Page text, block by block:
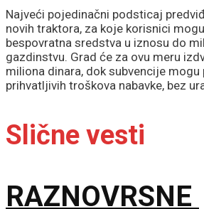
Najveći pojedinačni podsticaj
novih traktora, za koje korisnici
bespovratna sredstva u iznosu do
gazdinstvu. Grad će za ovu meru
miliona dinara, dok subvencije
prihvatljivih troškova nabavke, bez
Slične vesti
RAZNOVRSNE